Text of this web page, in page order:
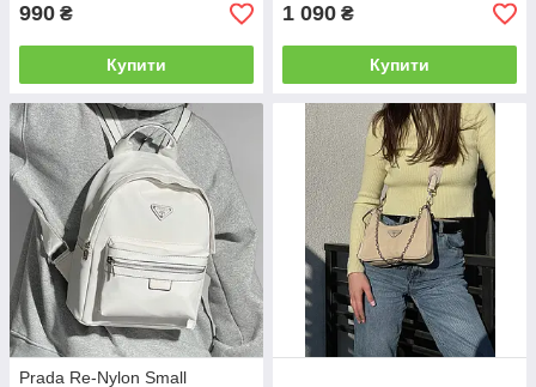
990 ₴
Купити
1 090 ₴
Купити
Prada Re-Nylon Small